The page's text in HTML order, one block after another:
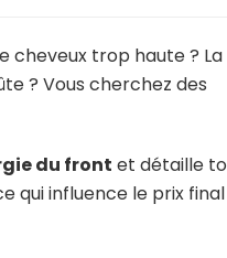
cheveux trop haute ? La
? Vous cherchez des
du front et détaille
qui influence le prix